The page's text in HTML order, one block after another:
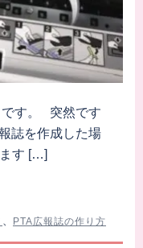
です。 突然です
誌を作成した場
す […]
、 PTA広報誌の作り方